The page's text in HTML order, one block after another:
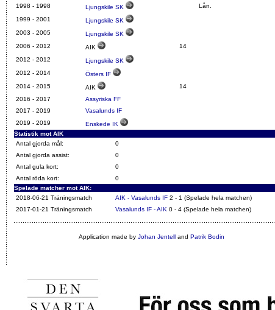
1998 - 1998
Ljungskile SK
Lån.
1999 - 2001
Ljungskile SK
2003 - 2005
Ljungskile SK
2006 - 2012 AIK
14
2012 - 2012
Ljungskile SK
2012 - 2014
Östers IF
2014 - 2015 AIK
14
2016 - 2017
Assyriska FF
2017 - 2019
Vasalunds IF
2019 - 2019
Enskede IK
Statistik mot AIK
Antal gjorda mål:
0
Antal gjorda assist:
0
Antal gula kort:
0
Antal röda kort:
0
Spelade matcher mot AIK:
2018-06-21 Träningsmatch
AIK - Vasalunds IF 2 - 1 (Spelade hela matchen)
2017-01-21 Träningsmatch
Vasalunds IF - AIK 0 - 4 (Spelade hela matchen)
Application made by Johan Jentelland Patrik Bodin